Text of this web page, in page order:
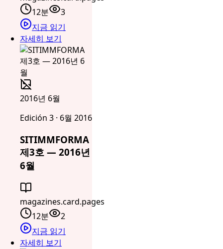
12분
3
지금 읽기
자세히 보기
2016년 6월
Edición 3 · 6월 2016
SITIMMFORMA
제3호 — 2016년
6월
magazines.card.pages
12분
2
지금 읽기
자세히 보기